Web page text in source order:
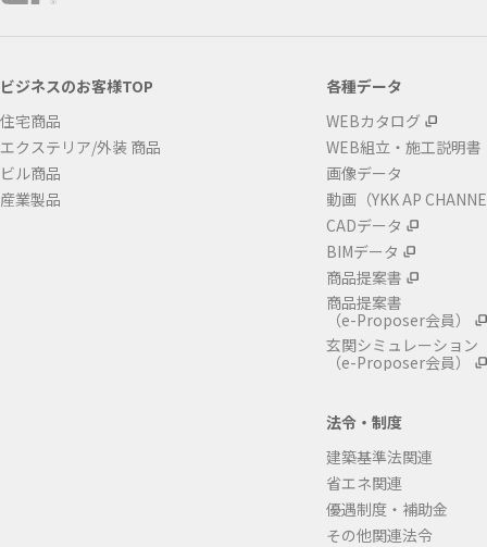
ビジネスのお客様TOP
住宅商品
エクステリア/外装 商品
ビル商品
産業製品
各種データ
WEBカタログ
WEB組立・施工説明書
画像データ
動画（YKK AP
CADデータ
BIMデータ
商品提案書
商品提案書
（e-Proposer会員）
玄関シミュレーション
（e-Proposer会員）
法令・制度
建築基準法関連
省エネ関連
優遇制度・補助金
その他関連法令